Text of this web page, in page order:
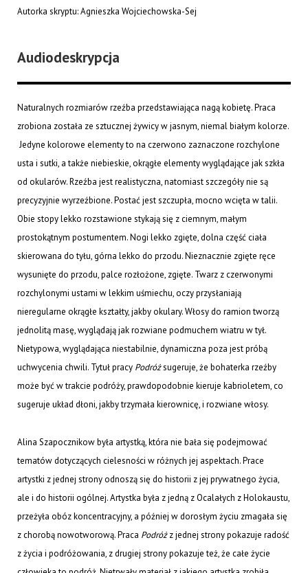
Autorka skryptu: Agnieszka Wojciechowska-Sej
Audiodeskrypcja
Naturalnych rozmiarów rzeźba przedstawiająca nagą kobietę. Praca
zrobiona została ze sztucznej żywicy w jasnym, niemal białym kolorze.
Jedyne kolorowe elementy to na czerwono zaznaczone rozchylone
usta i sutki, a także niebieskie, okrągłe elementy wyglądające jak szkła
od okularów. Rzeźba jest realistyczna, natomiast szczegóły nie są
precyzyjnie wyrzeźbione. Postać jest szczupła, mocno wcięta w talii.
Obie stopy lekko rozstawione stykają się z ciemnym, małym
prostokątnym postumentem. Nogi lekko zgięte, dolna część ciała
skierowana do tyłu, górna lekko do przodu. Nieznacznie zgięte ręce
wysunięte do przodu, palce rozłożone, zgięte. Twarz z czerwonymi
rozchylonymi ustami w lekkim uśmiechu, oczy przysłaniają
nieregularne okrągłe kształty, jakby okulary. Włosy do ramion tworzą
jednolitą masę, wyglądają jak rozwiane podmuchem wiatru w tył.
Nietypowa, wyglądająca niestabilnie, dynamiczna poza jest próbą
uchwycenia chwili. Tytuł pracy Podróżsugeruje, że bohaterka rzeźby
może być w trakcie podróży, prawdopodobnie kieruje kabrioletem, co
sugeruje układ dłoni, jakby trzymała kierownicę, i rozwiane włosy.
Alina Szapocznikow była artystką, która nie bała się podejmować
tematów dotyczących cielesności w różnych jej aspektach. Prace
artystki z jednej strony odnoszą się do historii z jej prywatnego życia,
ale i do historii ogólnej. Artystka była z jedną z Ocalałych z Holokaustu,
przeżyła obóz koncentracyjny, a później w dorosłym życiu zmagała się
z chorobą nowotworową. Praca Podróżz jednej strony pokazuje radość
z życia i podróżowania, z drugiej strony pokazuje też, że całe życie